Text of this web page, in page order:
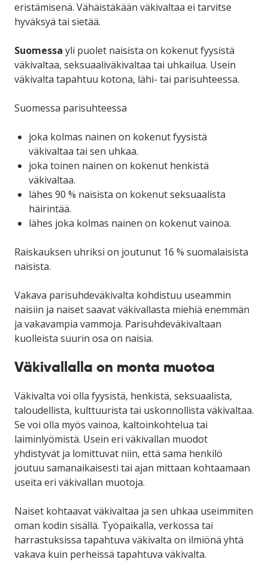
eristämisenä. Vähäistäkään väkivaltaa ei tarvitse
hyväksyä tai sietää.
Suomessa yli puolet naisista on kokenut fyysistä
väkivaltaa, seksuaaliväkivaltaa tai uhkailua. Usein
väkivalta tapahtuu kotona, lähi- tai parisuhteessa.
Suomessa parisuhteessa
joka kolmas nainen on kokenut fyysistä
väkivaltaa tai sen uhkaa.
joka toinen nainen on kokenut henkistä
väkivaltaa.
lähes 90 % naisista on kokenut seksuaalista
häirintää.
lähes joka kolmas nainen on kokenut vainoa.
Raiskauksen uhriksi on joutunut 16 % suomalaisista
naisista.
Vakava parisuhdeväkivalta kohdistuu useammin
naisiin ja naiset saavat väkivallasta miehiä enemmän
ja vakavampia vammoja. Parisuhdeväkivaltaan
kuolleista suurin osa on naisia.
Väkivallalla on monta muotoa
Väkivalta voi olla fyysistä, henkistä, seksuaalista,
taloudellista, kulttuurista tai uskonnollista väkivaltaa.
Se voi olla myös vainoa, kaltoinkohtelua tai
laiminlyömistä. Usein eri väkivallan muodot
yhdistyvät ja lomittuvat niin, että sama henkilö
joutuu samanaikaisesti tai ajan mittaan kohtaamaan
useita eri väkivallan muotoja.
Naiset kohtaavat väkivaltaa ja sen uhkaa useimmiten
oman kodin sisällä. Työpaikalla, verkossa tai
harrastuksissa tapahtuva väkivalta on ilmiönä yhtä
vakava kuin perheissä tapahtuva väkivalta.